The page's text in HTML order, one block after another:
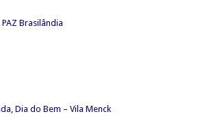
Brasilândia
Dia do Bem – Vila Menck